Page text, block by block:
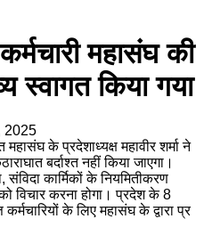
कर्मचारी महासंघ की
स्वागत किया गया
2025
के प्रदेशाध्यक्ष महावीर शर्मा ने
बर्दाश्त नहीं किया जाएगा।
संविदा कार्मिकों के नियमितीकरण
विचार करना होगा। प्रदेश के 8
के लिए महासंघ के द्वारा प्र